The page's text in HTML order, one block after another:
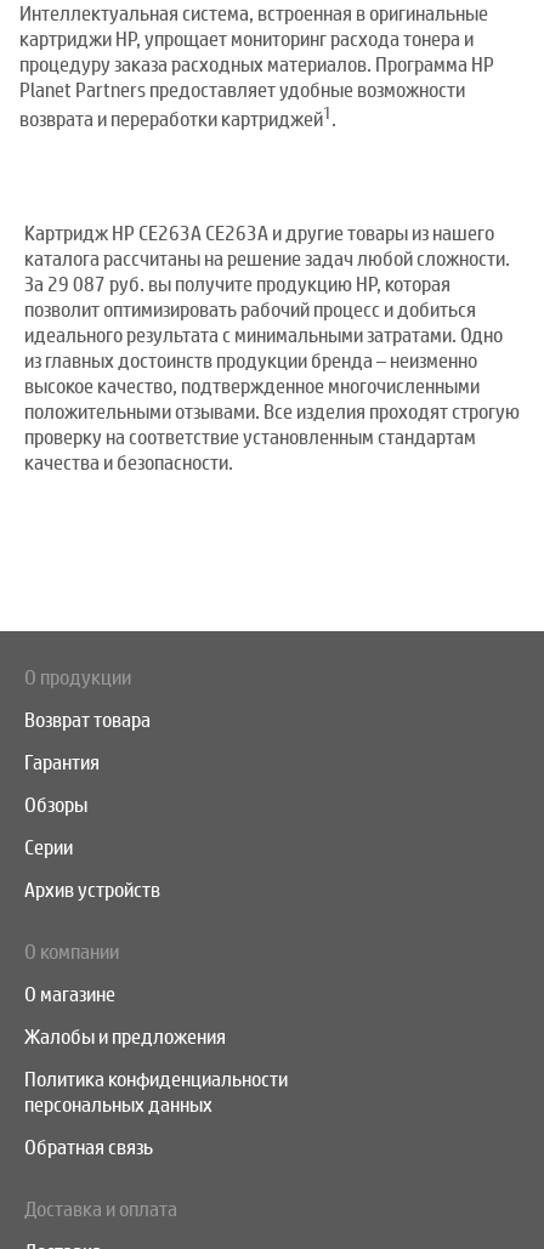
Интеллектуальная система, встроенная в оригинальные
картриджи HP, упрощает мониторинг расхода тонера и
процедуру заказа расходных материалов. Программа HP
Planet Partners предоставляет удобные возможности
возврата и переработки картриджей1.
Картридж HP CE263A CE263A и другие товары из нашего
каталога рассчитаны на решение задач любой сложности.
За 29 087 руб. вы получите продукцию HP, которая
позволит оптимизировать рабочий процесс и добиться
идеального результата с минимальными затратами. Одно
из главных достоинств продукции бренда – неизменно
высокое качество, подтвержденное многочисленными
положительными отзывами. Все изделия проходят строгую
проверку на соответствие установленным стандартам
качества и безопасности.
О продукции
Возврат товара
Гарантия
Обзоры
Серии
Архив устройств
О компании
О магазине
Жалобы и предложения
Политика конфиденциальности
персональных данных
Обратная связь
Доставка и оплата